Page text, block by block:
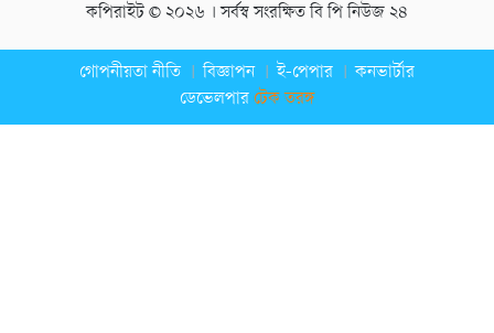
কপিরাইট © ২০২৬ । সর্বস্ব সংরক্ষিত বি পি নিউজ ২৪
গোপনীয়তা নীতি বিজ্ঞাপন ই-পেপার
কনভার্টার
ডেভেলপার টেক তরঙ্গ